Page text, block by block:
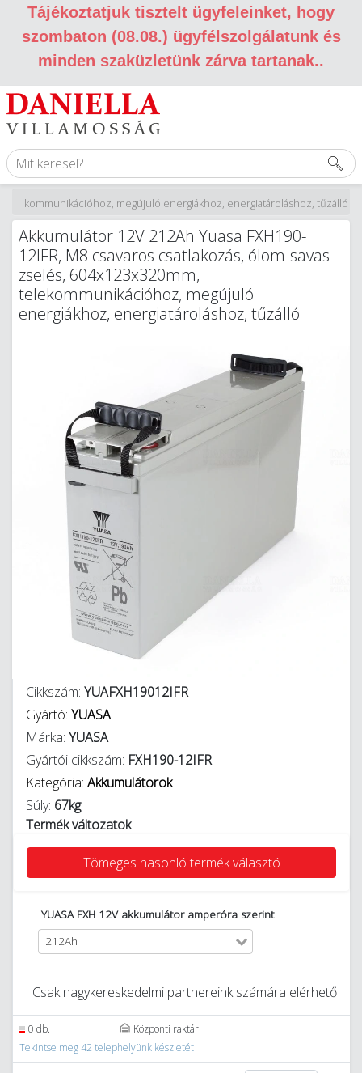
Tájékoztatjuk tisztelt ügyfeleinket, hogy
szombaton (08.08.) ügyfélszolgálatunk és
minden szaküzletünk zárva tartanak..
telekommunikációhoz, megújuló energiákhoz, energiatároláshoz, tűzálló
Akkumulátor 12V 212Ah Yuasa FXH190-
12IFR, M8 csavaros csatlakozás, ólom-savas
zselés, 604x123x320mm,
telekommunikációhoz, megújuló
energiákhoz, energiatároláshoz, tűzálló
Cikkszám: YUAFXH19012IFR
Gyártó: YUASA
Márka: YUASA
Gyártói cikkszám: FXH190-12IFR
Kategória: Akkumulátorok
Súly: 67kg
Termék változatok
Tömeges hasonló termék választó
YUASA FXH 12V akkumulátor amperóra szerint
212Ah
Csak nagykereskedelmi partnereink számára elérhető
0 db.
Központi raktár
Tekintse meg 42 telephelyünk készletét